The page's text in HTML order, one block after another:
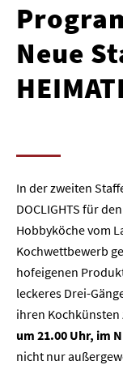
Neue
In der zweiten
DOCLIGHTS für
Hobbyköche vom
Kochwettbewerb
hofeigenen
leckeres Drei-
ihren Kochkünsten
um 21.00 Uhr, im
nicht nur